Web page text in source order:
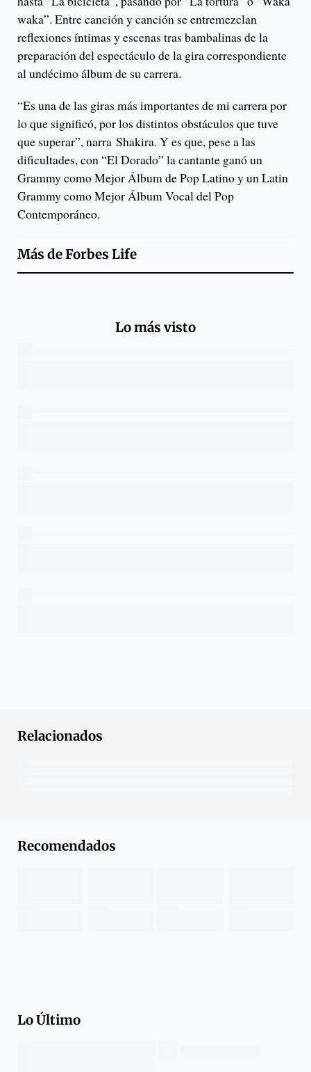
waka”. Entre canción y canción se entremezclan
reflexiones íntimas y escenas tras bambalinas de la
preparación del espectáculo de la gira correspondiente
al undécimo álbum de su carrera.
“Es una de las giras más importantes de mi carrera por
lo que significó, por los distintos obstáculos que tuve
que superar”, narra Shakira. Y es que, pese a las
dificultades, con “El Dorado” la cantante ganó un
Grammy como Mejor Álbum de Pop Latino y un Latin
Grammy como Mejor Álbum Vocal del Pop
Contemporáneo.
Más deForbes Life
Lo más visto
Relacionados
Recomendados
Lo Último